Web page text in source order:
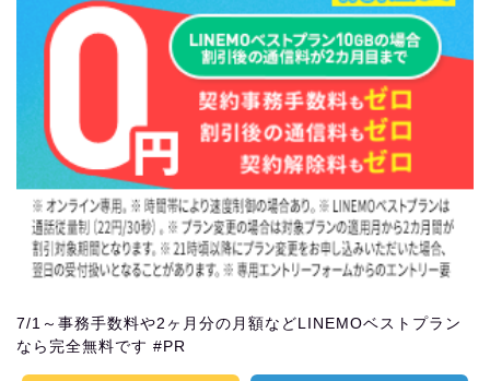
7/1～事務手数料や2ヶ月分の月額などLINEMOベストプラン
なら完全無料です #PR